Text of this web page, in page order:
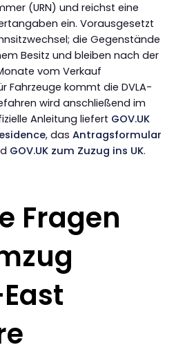
(URN) und reichst eine
ein. Vorausgesetzt
die Gegenstände
Besitz und bleiben nach der
vom Verkauf
Fahrzeuge kommt die DVLA-
wird anschließend im
Anleitung liefert GOV.UK
, das Antragsformular
GOV.UK zum Zuzug ins UK.
Fragen